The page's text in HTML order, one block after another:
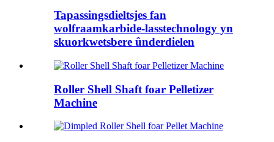
Tapassingsdieltsjes fan
wolfraamkarbide-lasstechnology yn
skuorkwetsbere ûnderdielen
Roller Shell Shaft foar Pelletizer
Machine